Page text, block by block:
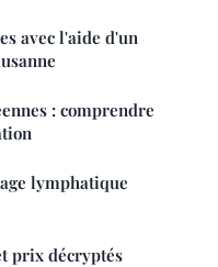
avec l'aide d'un
: comprendre
lymphatique
prix décryptés